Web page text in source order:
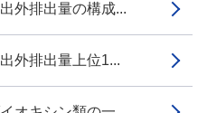
外排出量の構成...
外排出量上位1...